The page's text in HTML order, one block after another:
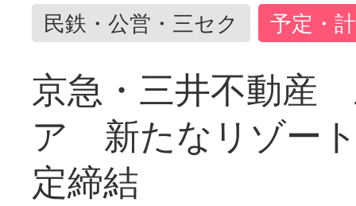
民鉄・公営・三セク 予定・
京急・三井不動産
ア 新たなリゾー
定締結